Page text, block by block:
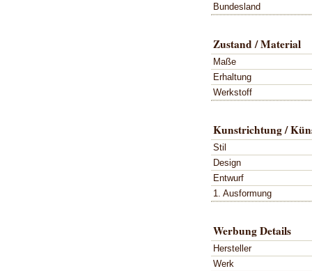
Bundesland
Zustand / Material
Maße
Erhaltung
Werkstoff
Kunstrichtung /
Stil
Design
Entwurf
1. Ausformung
Werbung Details
Hersteller
Werk